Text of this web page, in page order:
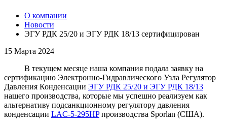
О компании
Новости
ЭГУ РДК 25/20 и ЭГУ РДК 18/13 сертифицирован
15 Марта 2024
В текущем месяце наша компания подала заявку на
сертификацию Электронно-Гидравлического Узла Регулятор
Давления Конденсации ЭГУ РДК 25/20 и ЭГУ РДК 18/13
нашего производства, которые мы успешно реализуем как
альтернативу подсанкционному регулятору давления
конденсации LAC-5-295HPпроизводства Sporlan (США).